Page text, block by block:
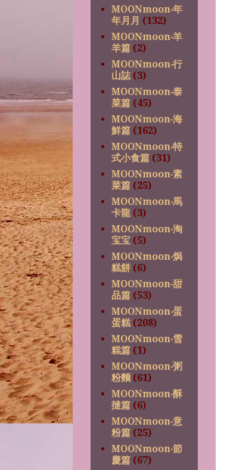
MOONmoon‧年
年月月 (132)
MOONmoon‧羊
羊篇 (2)
MOONmoon‧行
山誌 (3)
MOONmoon‧泰
菜篇 (45)
MOONmoon‧海
鮮篇 (162)
MOONmoon‧特
式小食篇 (31)
MOONmoon‧素
菜篇 (25)
MOONmoon‧馬
卡龍 (3)
MOONmoon‧淘
宝宝 (5)
MOONmoon‧焗
糕餅 (6)
MOONmoon‧甜
品篇 (53)
MOONmoon‧蛋
蛋糕 (208)
MOONmoon‧雪
糕篇 (1)
MOONmoon‧粥
粉麵 (61)
MOONmoon‧酥
撻篇 (6)
MOONmoon‧意
粉篇 (25)
MOONmoon‧節
慶篇 (67)